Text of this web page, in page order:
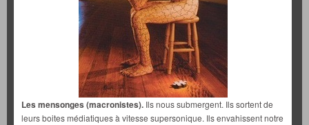
Les mensonges (macronistes). Ils nous submergent. Ils sortent de
leurs boites médiatiques à vitesse supersonique. Ils envahissent notre